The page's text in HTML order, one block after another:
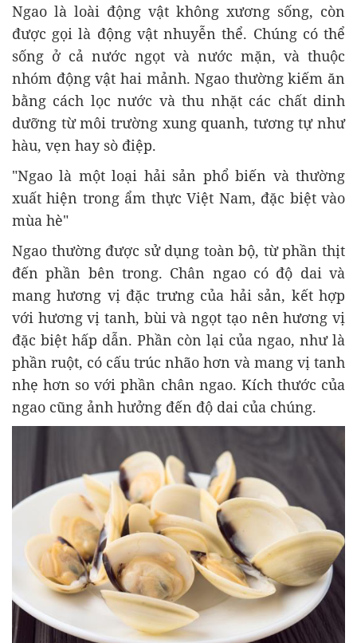
Ngao là loài động vật không xương sống, còn
được gọi là động vật nhuyễn thể. Chúng có thể
sống ở cả nước ngọt và nước mặn, và thuộc
nhóm động vật hai mảnh. Ngao thường kiếm ăn
bằng cách lọc nước và thu nhặt các chất dinh
dưỡng từ môi trường xung quanh, tương tự như
hàu, vẹn hay sò điệp.
"Ngao là một loại hải sản phổ biến và thường
xuất hiện trong ẩm thực Việt Nam, đặc biệt vào
mùa hè"
Ngao thường được sử dụng toàn bộ, từ phần thịt
đến phần bên trong. Chân ngao có độ dai và
mang hương vị đặc trưng của hải sản, kết hợp
với hương vị tanh, bùi và ngọt tạo nên hương vị
đặc biệt hấp dẫn. Phần còn lại của ngao, như là
phần ruột, có cấu trúc nhão hơn và mang vị tanh
nhẹ hơn so với phần chân ngao. Kích thước của
ngao cũng ảnh hưởng đến độ dai của chúng.